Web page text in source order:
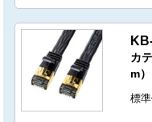
カ
m）
標